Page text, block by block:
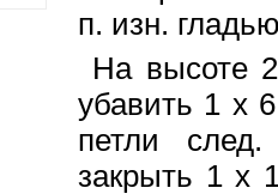
п. изн.
На высоте
убавить 1 х
петли
закрыть 1 х